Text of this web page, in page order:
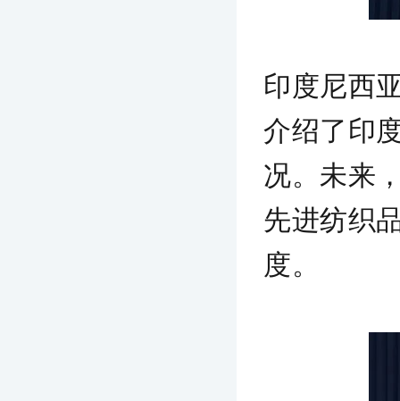
印度尼西
介绍了印
况。未来
先进纺织
度。